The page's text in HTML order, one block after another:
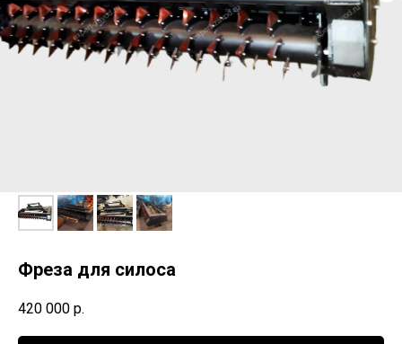
Фреза для силоса
420 000 р.